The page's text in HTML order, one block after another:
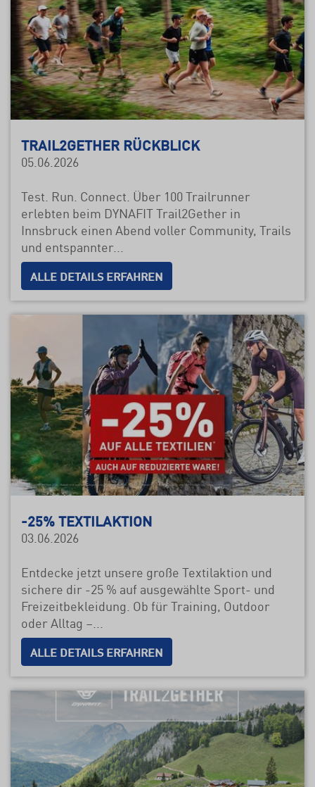
TRAIL2GETHER RÜCKBLICK
05.06.2026
Test. Run. Connect. Über 100 Trailrunner
erlebten beim DYNAFIT Trail2Gether in
Innsbruck einen Abend voller Community, Trails
und entspannter...
ALLE DETAILS ERFAHREN
-25% TEXTILAKTION
03.06.2026
Entdecke jetzt unsere große Textilaktion und
sichere dir -25 % auf ausgewählte Sport- und
Freizeitbekleidung. Ob für Training, Outdoor
oder Alltag –...
ALLE DETAILS ERFAHREN